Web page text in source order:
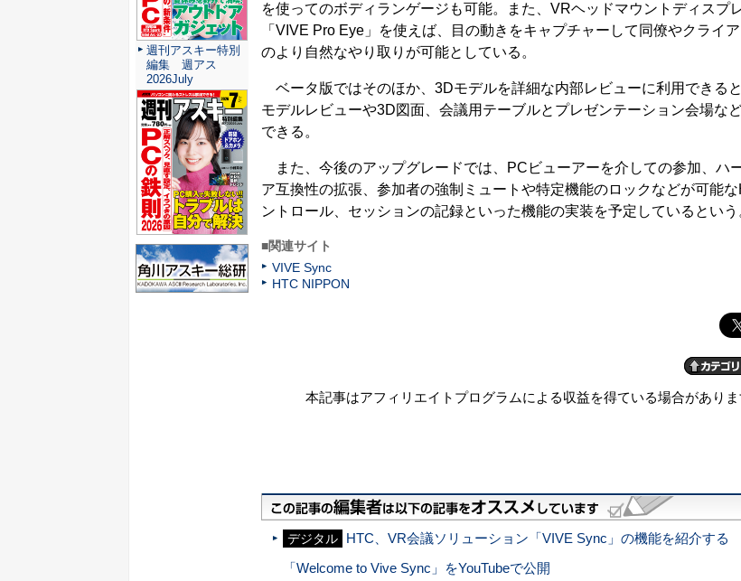
を使ってのボディランゲージも可能。また、VRヘッドマウントディスプ
「VIVE Pro Eye」を使えば、目の動きをキャプチャーして同僚やクライ
のより自然なやり取りが可能としている。
ベータ版ではそのほか、3Dモデルを詳細な内部レビューに利用できる
モデルレビューや3D図面、会議用テーブルとプレゼンテーション会場な
できる。
また、今後のアップグレードでは、PCビューアーを介しての参加、ハ
ア互換性の拡張、参加者の強制ミュートや特定機能のロックなどが可能な
ントロール、セッションの記録といった機能の実装を予定しているという
■関連サイト
VIVE Sync
HTC NIPPON
本記事はアフィリエイトプログラムによる収益を得ている場合がありま
デジタル
HTC、VR会議ソリューション「VIVE Sync」の機能を紹介する
「Welcome to Vive Sync」をYouTubeで公開
週刊アスキー特別
編集 週アス
2026July